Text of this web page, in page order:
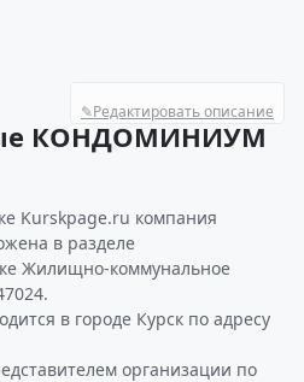
✎Редактировать описание
КОНДОМИНИУМ
Kurskpage.ru компания
в разделе
Жилищно-коммунальное
в городе Курск по адресу
организации по